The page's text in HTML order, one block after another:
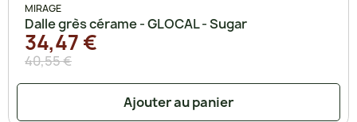
MIRAGE
Dalle grès cérame - GLOCAL - Sugar
40,55 €
34,47 €
Ajouter au panier